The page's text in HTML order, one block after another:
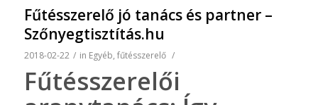
Fűtésszerelő jó tanács és partner –
Szőnyegtisztítás.hu
2018-02-22 / in Egyéb, fűtésszerelő /
Fűtésszerelői